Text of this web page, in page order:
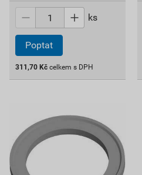
ks
Poptat
311,70 Kč celkem s DPH